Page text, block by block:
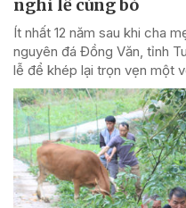
nghi lễ cúng bò
Ít nhất 12 năm sau khi cha
nguyên đá Đồng Văn, tỉnh
lễ để khép lại trọn vẹn một